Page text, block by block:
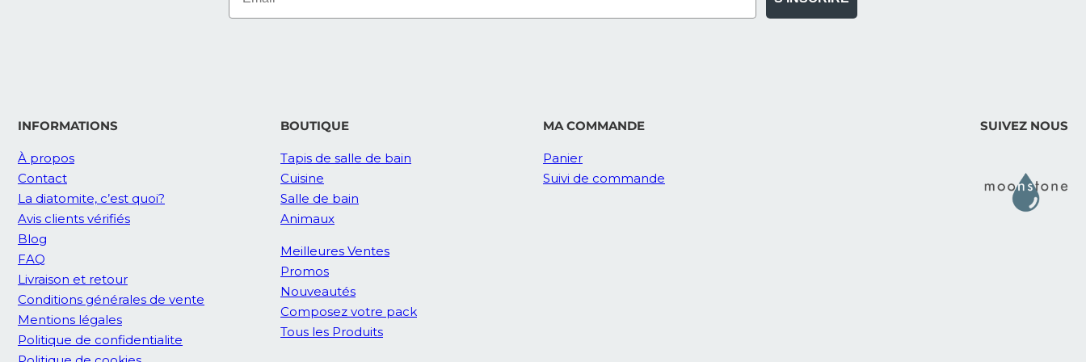
INFORMATIONS
À propos
Contact
La diatomite, c’est quoi?
Avis clients vérifiés
Blog
FAQ
Livraison et retour
Conditions générales de vente
Mentions légales
Politique de confidentialite
BOUTIQUE
Tapis de salle de bain
Cuisine
Salle de bain
Animaux
Meilleures Ventes
Promos
Nouveautés
Composez votre pack
Tous les Produits
MA COMMANDE
Panier
Suivi de commande
SUIVEZ NOUS